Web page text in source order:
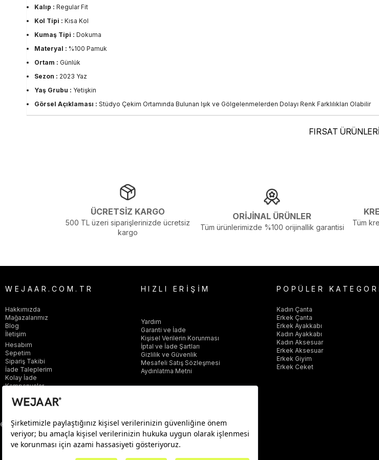
Kalıp : Regular Fit
Kol Tipi : Kısa Kol
Kumaş Tipi : Dokuma
Materyal : %100 Pamuk
Ortam : Günlük
Sezon : 2023 Yaz
Yaş Grubu : Yetişkin
Görsel Açıklaması : Stüdyo Çekim Ortamında Bulunan Işık ve Gölgelenmelerden Dolayı Renk Farklılıkları Olabilir
FIRSAT ÜRÜNLERİ
ÜCRETSİZ KARGO
500 TL üzeri siparişlerinizde ücretsiz
kargo
ORİJİNAL ÜRÜNLER
Tüm ürünlerimizde %100 orijinallik garantisi
Tüm
WEJAAR.COM.TR
Hakkımızda
Mağazalarımız
Blog
İletişim
Hesabım
Sepetim
Sipariş Takibi
İade Taleplerim
Kolay İade
Kampanyalar
HIZLI ERİŞİM
Yardım
Garanti ve İade
Kişisel Verilerin Korunması
İptal ve İade Şartları
Gizlilik ve Güvenlik
Mesafeli Satış Sözleşmesi
Aydınlatma Metni
POPÜLER
Kadın Çanta
Erkek Çanta
Erkek Ayakkabı
Kadın Ayakkabı
Kadın Aksesuar
Erkek Aksesuar
Erkek Giyim
Erkek Ceket
© 2025 wejaar.com.tr. tüm hakları saklıdır.